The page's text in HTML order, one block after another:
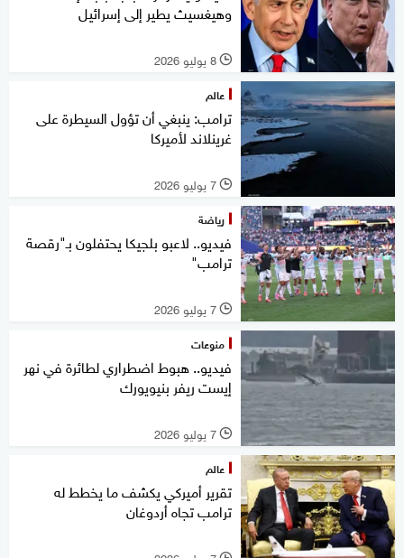
وهيغسيث يطير إلى إسرائيل
l 8 يوليو 2026
عالم
ترامب: ينبغي أن تؤول السيطرة على
غرينلاند لأميركا
l 7 يوليو 2026
رياضة
فيديو.. لاعبو بلجيكا يحتفلون بـ"رقصة
ترامب"
l 7 يوليو 2026
منوعات
فيديو.. هبوط اضطراري لطائرة في نهر
إيست ريفر بنيويورك
l 7 يوليو 2026
عالم
تقرير أميركي يكشف ما يخطط له
ترامب تجاه أردوغان